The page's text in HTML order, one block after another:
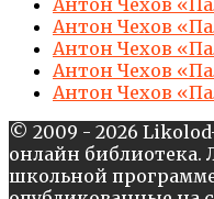
Антон Чехов
Антон Чехов
Антон Чехов
Антон Чехов
© 2009 - 2026
онлайн библиотека.
школьной